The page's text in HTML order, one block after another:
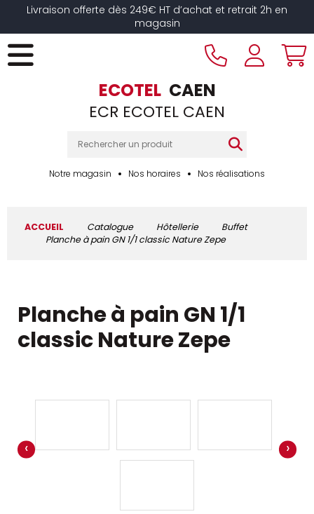
Livraison offerte dès 249€ HT d’achat et retrait 2h en
magasin
ECOTEL CAEN
ECR ECOTEL CAEN
Notre magasin Nos horaires Nos réalisations
ACCUEIL Catalogue Hôtellerie
Buffet
Planche à pain GN 1/1 classic Nature Zepe
Planche à pain GN 1/1
classic Nature Zepe
‹ ›